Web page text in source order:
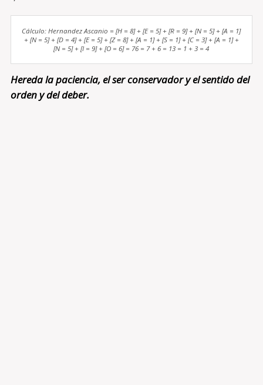
Cálculo: Hernandez Ascanio = [H = 8] + [E = 5] + [R = 9] + [N = 5] + [A = 1]
+ [N = 5] + [D = 4] + [E = 5] + [Z = 8] + [A = 1] + [S = 1] + [C = 3] + [A = 1] +
[N = 5] + [I = 9] + [O = 6] = 76 = 7 + 6 = 13 = 1 + 3 = 4
Hereda la paciencia, el ser conservador y el sentido del
orden y del deber.